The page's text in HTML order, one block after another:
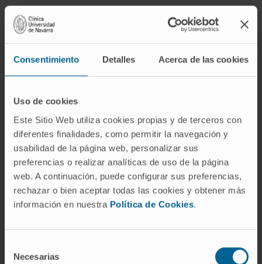
Consentimiento Detalles Acerca de las cookies
Uso de cookies
Este Sitio Web utiliza cookies propias y de terceros con
diferentes finalidades, como permitir la navegación y
usabilidad de la página web, personalizar sus
preferencias o realizar analíticas de uso de la página
web. A continuación, puede configurar sus preferencias,
rechazar o bien aceptar todas las cookies y obtener más
información en nuestra Política de Cookies.
Necesarias
Le Service de Radiologie
de la Clínica Universidad de
Navarra
avancéee pour réaliser des examens
diagnostiques radiologiques : PET-TAC (le
premier équipement de ce type installé en
Espagne), résonances magnétiques de 1,5 et
3 teslas, mammographes numériques de
dernière génération, etc.
Nous disposons d’un système innovant
d’archivage et de communication d’images